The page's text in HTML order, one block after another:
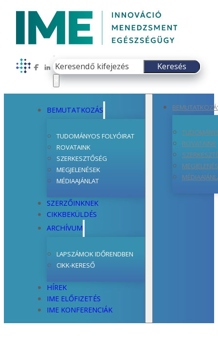
Follow us on Facebook
Follow us on LinkedIn
Keresés
Keresés
BEMUTATKOZÁS
TUDOMÁNYOS FOLYÓIRAT
ROVATAINK
SZERKESZTŐSÉG
MEGJELENÉSEK
MÉDIAAJÁNLAT
SZERZŐINKNEK
CIKKBEKÜLDÉS
ARCHÍVUM
LAPSZÁMOK IDŐRENDBEN
CIKK-KERESŐ
HÍREK
IME ELŐFIZETÉS
IME KONFERENCIÁK
ROVATAINK